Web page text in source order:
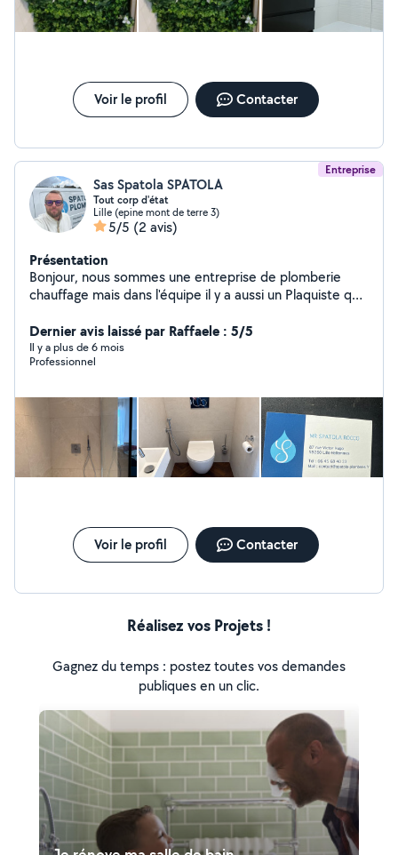
Voir le profil Contacter
Entreprise
Sas Spatola SPATOLA
Tout corp d'état
Lille (epine mont de terre 3)
5/5 (2 avis)
Présentation
Bonjour, nous sommes une entreprise de plomberie
chauffage mais dans l'équipe il y a aussi un Plaquiste qui
Carreleur, nous avons la garantie décennale sur tout
corp d'état
Dernier avis laissé par Raffaele : 5/5
Il y a plus de 6 mois
Professionnel
Voir le profil Contacter
Réalisez vos Projets !
Gagnez du temps : postez toutes vos demandes
publiques en un clic.